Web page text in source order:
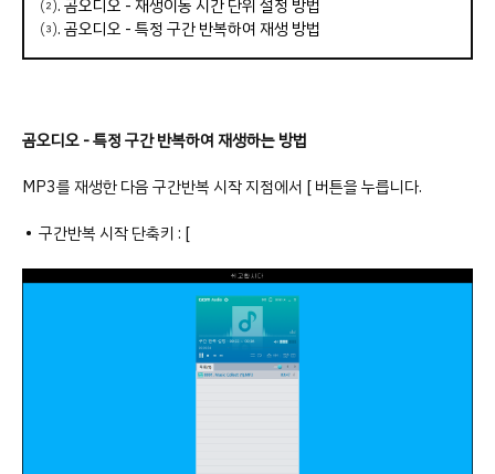
⑵.곰오디오 - 재생이동 시간 단위 설정 방법
⑶.곰오디오 - 특정 구간 반복하여 재생 방법
곰오디오 - 특정 구간 반복하여 재생하는 방법
MP3를 재생한 다음 구간반복 시작 지점에서 [ 버튼을 누릅니다.
• 구간반복 시작 단축키 : [